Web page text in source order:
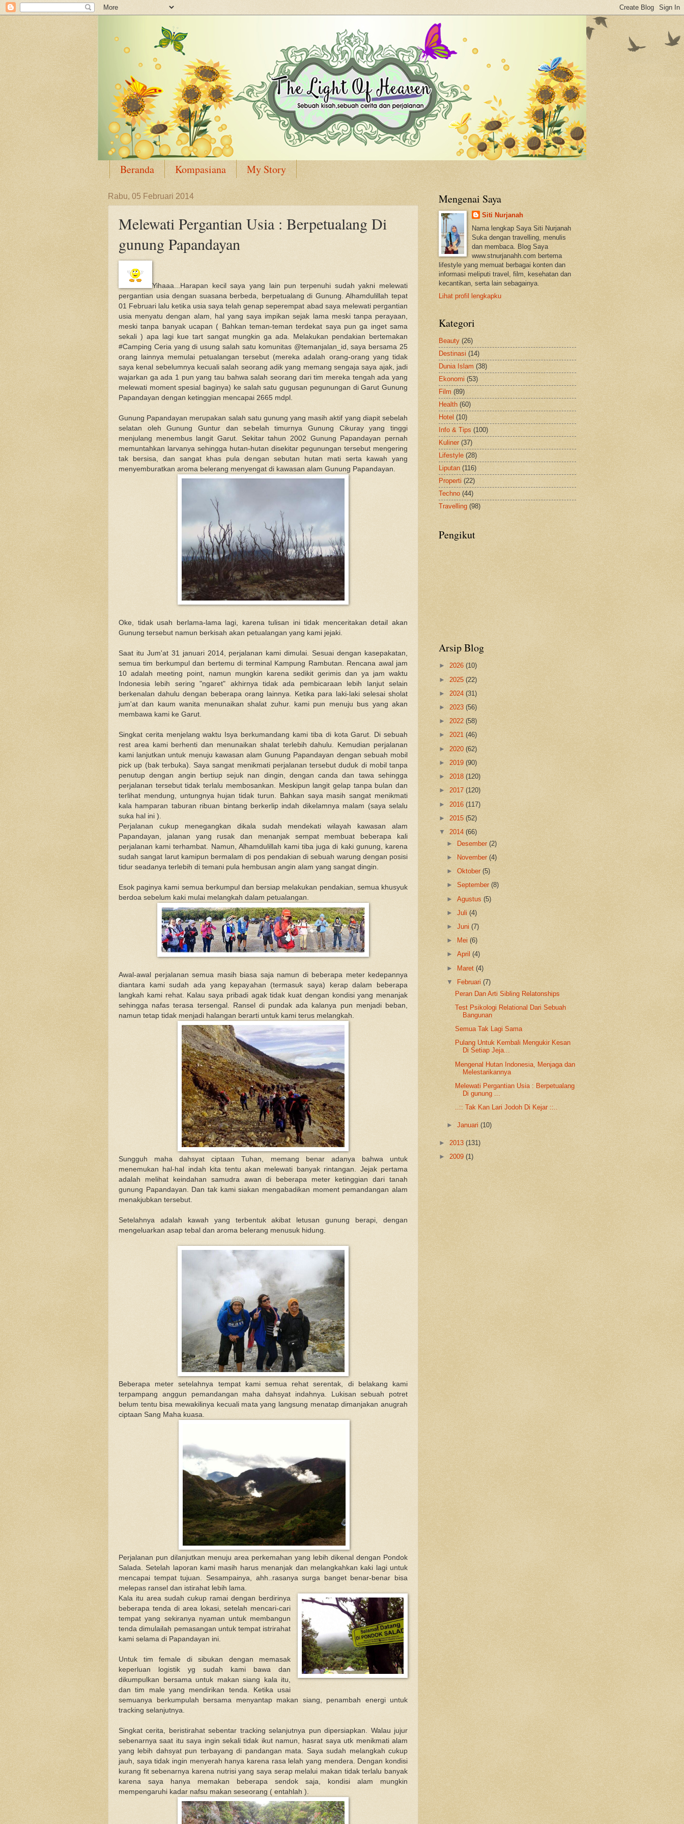
Beranda Kompasiana My Story
Rabu, 05 Februari 2014
Melewati Pergantian Usia : Berpetualang Di
gunung Papandayan
Yihaaa...Harapan kecil saya yang lain pun terpenuhi sudah yakni melewati
pergantian usia dengan suasana berbeda, berpetualang di Gunung. Alhamdulillah tepat
01 Februari lalu ketika usia saya telah genap seperempat abad saya melewati pergantian
usia menyatu dengan alam, hal yang saya impikan sejak lama meski tanpa perayaan,
meski tanpa banyak ucapan ( Bahkan teman-teman terdekat saya pun ga inget sama
sekali ) apa lagi kue tart sangat mungkin ga ada. Melakukan pendakian bertemakan
#Camping Ceria yang di usung salah satu komunitas @temanjalan_id, saya bersama 25
orang lainnya memulai petualangan tersebut (mereka adalah orang-orang yang tidak
saya kenal sebelumnya kecuali salah seorang adik yang memang sengaja saya ajak, jadi
wajarkan ga ada 1 pun yang tau bahwa salah seorang dari tim mereka tengah ada yang
melewati moment spesial baginya) ke salah satu gugusan pegunungan di Garut Gunung
Papandayan dengan ketinggian mencapai 2665 mdpl.
Gunung Papandayan merupakan salah satu gunung yang masih aktif yang diapit sebelah
selatan oleh Gunung Guntur dan sebelah timurnya Gunung Cikuray yang tinggi
menjulang menembus langit Garut. Sekitar tahun 2002 Gunung Papandayan pernah
memuntahkan larvanya sehingga hutan-hutan disekitar pegunungan tersebut mengering
tak bersisa, dan sangat khas pula dengan sebutan hutan mati serta kawah yang
menyemburatkan aroma belerang menyengat di kawasan alam Gunung Papandayan.
Oke, tidak usah berlama-lama lagi, karena tulisan ini tidak menceritakan detail akan
Gunung tersebut namun berkisah akan petualangan yang kami jejaki.
Saat itu Jum'at 31 januari 2014, perjalanan kami dimulai. Sesuai dengan kasepakatan,
semua tim berkumpul dan bertemu di terminal Kampung Rambutan. Rencana awal jam
10 adalah meeting point, namun mungkin karena sedikit gerimis dan ya jam waktu
Indonesia lebih sering "ngaret" akhirnya tidak ada pembicaraan lebih lanjut selain
berkenalan dahulu dengan beberapa orang lainnya. Ketika para laki-laki selesai sholat
jum'at dan kaum wanita menunaikan shalat zuhur. kami pun menuju bus yang akan
membawa kami ke Garut.
Singkat cerita menjelang waktu Isya berkumandang kami tiba di kota Garut. Di sebuah
rest area kami berhenti dan menunaikan shalat terlebih dahulu. Kemudian perjalanan
kami lanjutkan untuk menuju kawasan alam Gunung Papandayan dengan sebuah mobil
pick up (bak terbuka). Saya sangat menikmati perjalanan tersebut duduk di mobil tanpa
penutup dengan angin bertiup sejuk nan dingin, dengan canda dan tawa sehingga
perjalanan tersebut tidak terlalu membosankan. Meskipun langit gelap tanpa bulan dan
terlihat mendung, untungnya hujan tidak turun. Bahkan saya masih sangat menikmati
kala hamparan taburan ribuan bintang berkerlip indah dikelamnya malam (saya selalu
suka hal ini ).
Perjalanan cukup menegangkan dikala sudah mendekati wilayah kawasan alam
Papandayan, jalanan yang rusak dan menanjak sempat membuat beberapa kali
perjalanan kami terhambat. Namun, Alhamdulillah kami tiba juga di kaki gunung, karena
sudah sangat larut kamipun bermalam di pos pendakian di sebuah warung dengan posisi
tidur seadanya terlebih di temani pula hembusan angin alam yang sangat dingin.
Esok paginya kami semua berkumpul dan bersiap melakukan pendakian, semua khusyuk
berdoa sebelum kaki mulai melangkah dalam petualangan.
Awal-awal perjalanan semua masih biasa saja namun di beberapa meter kedepannya
diantara kami sudah ada yang kepayahan (termasuk saya) kerap dalam beberapa
langkah kami rehat. Kalau saya pribadi agak tidak kuat dengan kondisi yang menanjak
sehingga nafas terasa tersengal. Ransel di pundak ada kalanya pun menjadi beban,
namun tetap tidak menjadi halangan berarti untuk kami terus melangkah.
Sungguh maha dahsyat ciptaan Tuhan, memang benar adanya bahwa untuk
menemukan hal-hal indah kita tentu akan melewati banyak rintangan. Jejak pertama
adalah melihat keindahan samudra awan di beberapa meter ketinggian dari tanah
gunung Papandayan. Dan tak kami siakan mengabadikan moment pemandangan alam
menakjubkan tersebut.
Setelahnya adalah kawah yang terbentuk akibat letusan gunung berapi, dengan
mengeluarkan asap tebal dan aroma belerang menusuk hidung.
Beberapa meter setelahnya tempat kami semua rehat serentak, di belakang kami
terpampang anggun pemandangan maha dahsyat indahnya. Lukisan sebuah potret
belum tentu bisa mewakilinya kecuali mata yang langsung menatap dimanjakan anugrah
ciptaan Sang Maha kuasa.
Perjalanan pun dilanjutkan menuju area perkemahan yang lebih dikenal dengan Pondok
Salada. Setelah laporan kami masih harus menanjak dan melangkahkan kaki lagi untuk
mencapai tempat tujuan. Sesampainya, ahh..rasanya surga banget benar-benar bisa
melepas ransel dan istirahat lebih lama.
Kala itu area sudah cukup ramai dengan berdirinya
beberapa tenda di area lokasi, setelah mencari-cari
tempat yang sekiranya nyaman untuk membangun
tenda dimulailah pemasangan untuk tempat istrirahat
kami selama di Papandayan ini.
Untuk tim female di sibukan dengan memasak
keperluan logistik yg sudah kami bawa dan
dikumpulkan bersama untuk makan siang kala itu,
dan tim male yang mendirikan tenda. Ketika usai
semuanya berkumpulah bersama menyantap makan siang, penambah energi untuk
tracking selanjutnya.
Singkat cerita, beristirahat sebentar tracking selanjutnya pun dipersiapkan. Walau jujur
sebenarnya saat itu saya ingin sekali tidak ikut namun, hasrat saya utk menikmati alam
yang lebih dahsyat pun terbayang di pandangan mata. Saya sudah melangkah cukup
jauh, saya tidak ingin menyerah hanya karena rasa lelah yang mendera. Dengan kondisi
kurang fit sebenarnya karena nutrisi yang saya serap melalui makan tidak terlalu banyak
karena saya hanya memakan beberapa sendok saja, kondisi alam mungkin
mempengaruhi kadar nafsu makan seseorang ( entahlah ).
Mengenai Saya
Siti Nurjanah
Nama lengkap Saya Siti Nurjanah
Suka dengan travelling, menulis
dan membaca. Blog Saya
www.stnurjanahh.com bertema
lifestyle yang memuat berbagai konten dan
informasi meliputi travel, film, kesehatan dan
kecantikan, serta lain sebagainya.
Lihat profil lengkapku
Kategori
Beauty (26)
Destinasi (14)
Dunia Islam (38)
Ekonomi (53)
Film (89)
Health (60)
Hotel (10)
Info & Tips (100)
Kuliner (37)
Lifestyle (28)
Liputan (116)
Properti (22)
Techno (44)
Travelling (98)
Pengikut
Arsip Blog
► 2026 (10)
► 2025 (22)
► 2024 (31)
► 2023 (56)
► 2022 (58)
► 2021 (46)
► 2020 (62)
► 2019 (90)
► 2018 (120)
► 2017 (120)
► 2016 (117)
► 2015 (52)
▼ 2014 (66)
► Desember(2)
►
November(4)
►Oktober(5)
►September(8)
►Agustus(5)
►Juli(4)
►Juni(7)
►
Mei(6)
►April(4)
► Maret(4)
▼
Februari(7)
Peran Dan Arti Sibling Relatonships
Test Psikologi Relational Dari Sebuah
Bangunan
Semua Tak Lagi Sama
Pulang Untuk Kembali Mengukir Kesan
Di Setiap Jeja...
Mengenal Hutan Indonesia, Menjaga dan
Melestarikannya
Melewati Pergantian Usia : Berpetualang
Di gunung ...
..:: Tak Kan Lari Jodoh Di Kejar ::..
►Januari(10)
► 2013 (131)
► 2009 (1)